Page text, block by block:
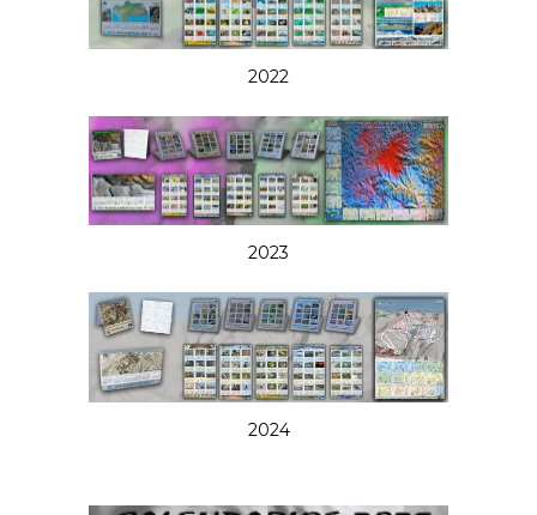
2022
2023
2024